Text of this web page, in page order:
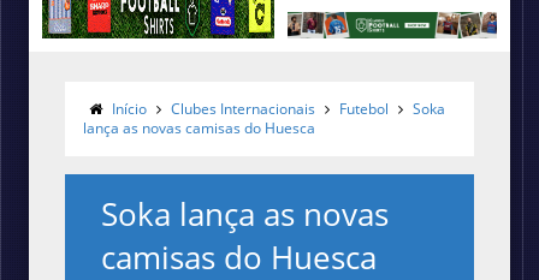
Início Clubes Internacionais Futebol
Soka
lança as novas camisas do Huesca
Soka lança as novas
camisas do Huesca